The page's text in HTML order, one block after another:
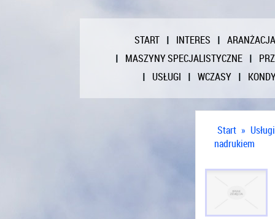
START INTERES
ARANŻACJA
MASZYNY SPECJALISTYCZNE
USŁUGI
WCZASY
Start » Usługi
nadrukiem